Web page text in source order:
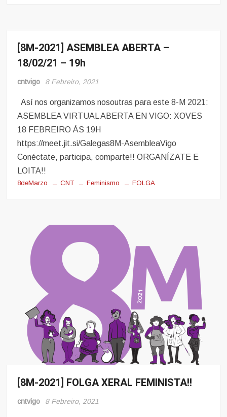
8
e
[8M-2021] ASEMBLEA ABERTA –
18/02/21 – 19h
cntvigo 8 Febreiro, 2021
Así nos organizamos nosoutras para este 8-M 2021:
ASEMBLEA VIRTUAL ABERTA EN VIGO: XOVES
18 FEBREIRO ÁS 19H
https://meet.jit.si/Galegas8M-AsembleaVigo
Conéctate, participa, comparte!! ORGANÍZATE E
LOITA!!
8deMarzo CNT Feminismo FOLGA
8
Mulleres
[8M-2021] FOLGA XERAL FEMINISTA!!
cntvigo 8 Febreiro, 2021